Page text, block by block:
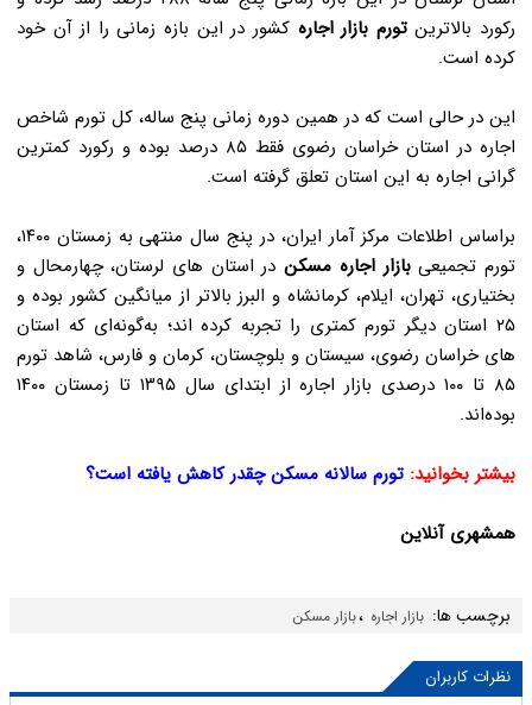
رکورد بالاترینتورم بازار اجاره کشور در این بازه زمانی را از آن خود
کرده است.
این در حالی است که در همین دوره زمانی پنج ساله، کل تورم شاخص
اجاره در استان خراسان رضوی فقط ۸۵ درصد بوده و رکورد کمترین
گرانی اجاره به این استان تعلق گرفته است.
براساس اطلاعات مرکز آمار ایران، در پنج سال منتهی به زمستان ۱۴۰۰،
تورم تجمیعیبازار اجاره مسکندر استان های لرستان، چهارمحال و
بختیاری، تهران، ایلام، کرمانشاه و البرز بالاتر از میانگین کشور بوده و
۲۵ استان دیگر تورم کمتری را تجربه کرده اند؛ به‌گونه‌ای که استان
های خراسان رضوی، سیستان و بلوچستان، کرمان و فارس، شاهد تورم
۸۵ تا ۱۰۰ درصدی بازار اجاره از ابتدای سال ۱۳۹۵ تا زمستان ۱۴۰۰
بوده‌اند.
بیشتر بخوانید: تورم سالانه مسکن چقدر کاهش یافته است؟
همشهری آنلاین
برچسب ها: بازار اجاره ،بازار مسکن
نظرات کاربران